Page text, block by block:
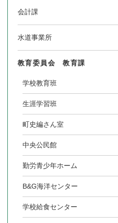
会計課
水道事業所
教育委員会 教育課
学校教育班
生涯学習班
町史編さん室
中央公民館
勤労青少年ホーム
B&G海洋センター
学校給食センター